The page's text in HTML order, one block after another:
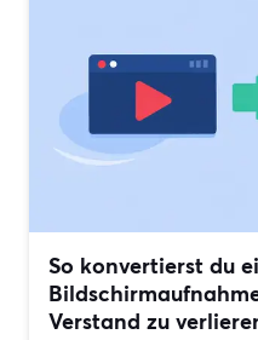
So konvertierst du
Verstand zu